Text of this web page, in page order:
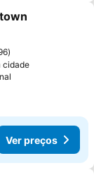
cidade
Ver preços